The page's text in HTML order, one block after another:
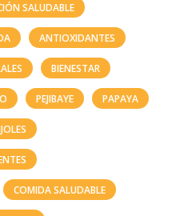
SALUDABLE
ANTIOXIDANTES
BIENESTAR
PEJIBAYE PAPAYA
COMIDA SALUDABLE